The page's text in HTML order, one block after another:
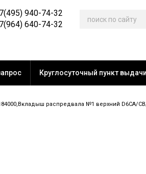
940-74-32
640-74-32
Круглосуточный пункт выдачи
распредвала №1 верхний D6CA/CB/